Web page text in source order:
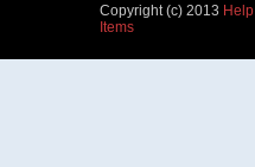
Copyright (c) 2013
Items